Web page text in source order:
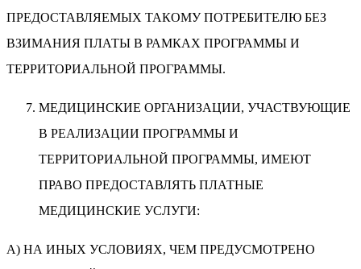
ПРЕДОСТАВЛЯЕМЫХ ТАКОМУ ПОТРЕБИТЕЛЮ БЕЗ
ВЗИМАНИЯ ПЛАТЫ В РАМКАХ ПРОГРАММЫ И
ТЕРРИТОРИАЛЬНОЙ ПРОГРАММЫ.
МЕДИЦИНСКИЕ ОРГАНИЗАЦИИ, УЧАСТВУЮЩИЕ
В РЕАЛИЗАЦИИ ПРОГРАММЫ И
ТЕРРИТОРИАЛЬНОЙ ПРОГРАММЫ, ИМЕЮТ
ПРАВО ПРЕДОСТАВЛЯТЬ ПЛАТНЫЕ
МЕДИЦИНСКИЕ УСЛУГИ:
А) НА ИНЫХ УСЛОВИЯХ, ЧЕМ ПРЕДУСМОТРЕНО